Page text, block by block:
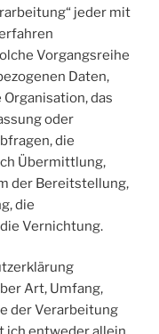
jeder mit
Vorgangsreihe
Daten,
Organisation, das
oder
die
Übermittlung,
der Bereitstellung,
die
Vernichtung.
Art, Umfang,
der Verarbeitung